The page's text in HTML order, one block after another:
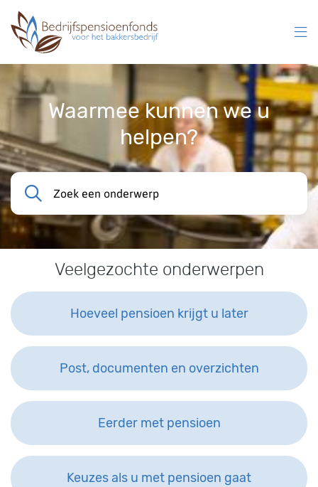
naar
inhoud
Waarmee kunnen we u
helpen?
Zoek een onderwerp
Veelgezochte onderwerpen
Hoeveel pensioen krijgt u later
Post, documenten en overzichten
Eerder met pensioen
Keuzes als u met pensioen gaat